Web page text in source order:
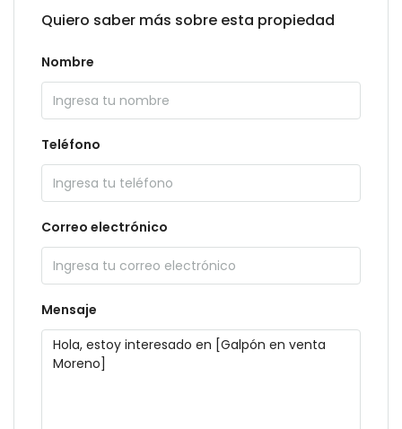
Quiero saber más sobre esta propiedad
Nombre
Teléfono
Correo electrónico
Mensaje